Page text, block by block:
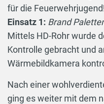
für die
Einsatz 1: Brand
Mittels HD-Rohr wurde
Kontrolle gebracht und
Wärmebildkamera
Nach einer
ging es weiter mit dem